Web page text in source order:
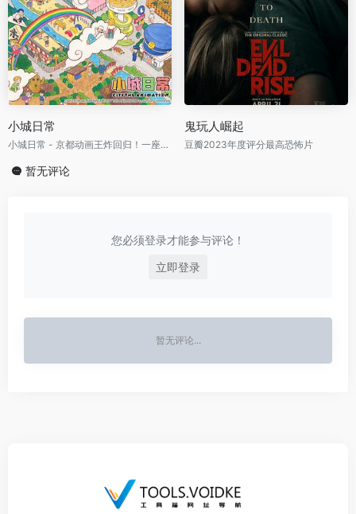
小城日常
小城日常 - 京都动画王炸回归！一座平凡小城彻底失控，每分钟都能笑出新的精神状态
鬼玩人崛起
豆瓣2023年度评分最高恐怖片
暂无评论
您必须登录才能参与评论！
立即登录
暂无评论...